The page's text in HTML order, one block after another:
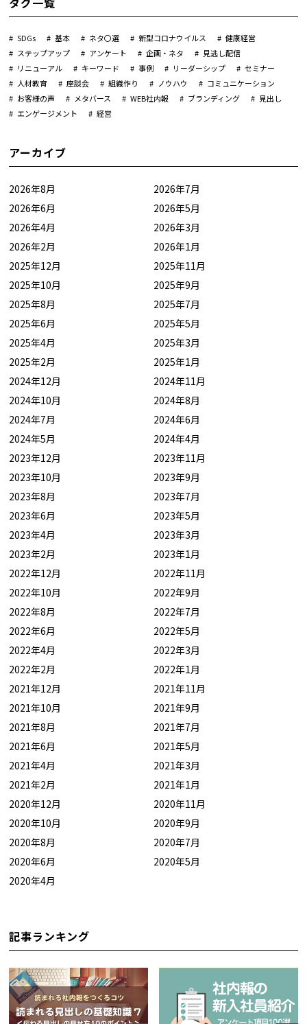
SDGs 基本 ネタ〇選 新型コロナウイルス
健康経営
ステップアップ
アンケート 企画・ネタ
見逃し配信
リニューアル
キーワード 事例 リーダーシップ
セミナー
人材教育
座談会 組織作り ノウハウ
コミュニケーション
お客様の声
メタバース WEB社内報 ブランディング
見出し
エンゲージメント
経営
アーカイブ
2026年8月
2026年7月
2026年6月
2026年5月
2026年4月
2026年3月
2026年2月
2026年1月
2025年12月
2025年11月
2025年10月
2025年9月
2025年8月
2025年7月
2025年6月
2025年5月
2025年4月
2025年3月
2025年2月
2025年1月
2024年12月
2024年11月
2024年10月
2024年8月
2024年7月
2024年6月
2024年5月
2024年4月
2023年12月
2023年11月
2023年10月
2023年9月
2023年8月
2023年7月
2023年6月
2023年5月
2023年4月
2023年3月
2023年2月
2023年1月
2022年12月
2022年11月
2022年10月
2022年9月
2022年8月
2022年7月
2022年6月
2022年5月
2022年4月
2022年3月
2022年2月
2022年1月
2021年12月
2021年11月
2021年10月
2021年9月
2021年8月
2021年7月
2021年6月
2021年5月
2021年4月
2021年3月
2021年2月
2021年1月
2020年12月
2020年11月
2020年10月
2020年9月
2020年8月
2020年7月
2020年6月
2020年5月
2020年4月
記事ランキング